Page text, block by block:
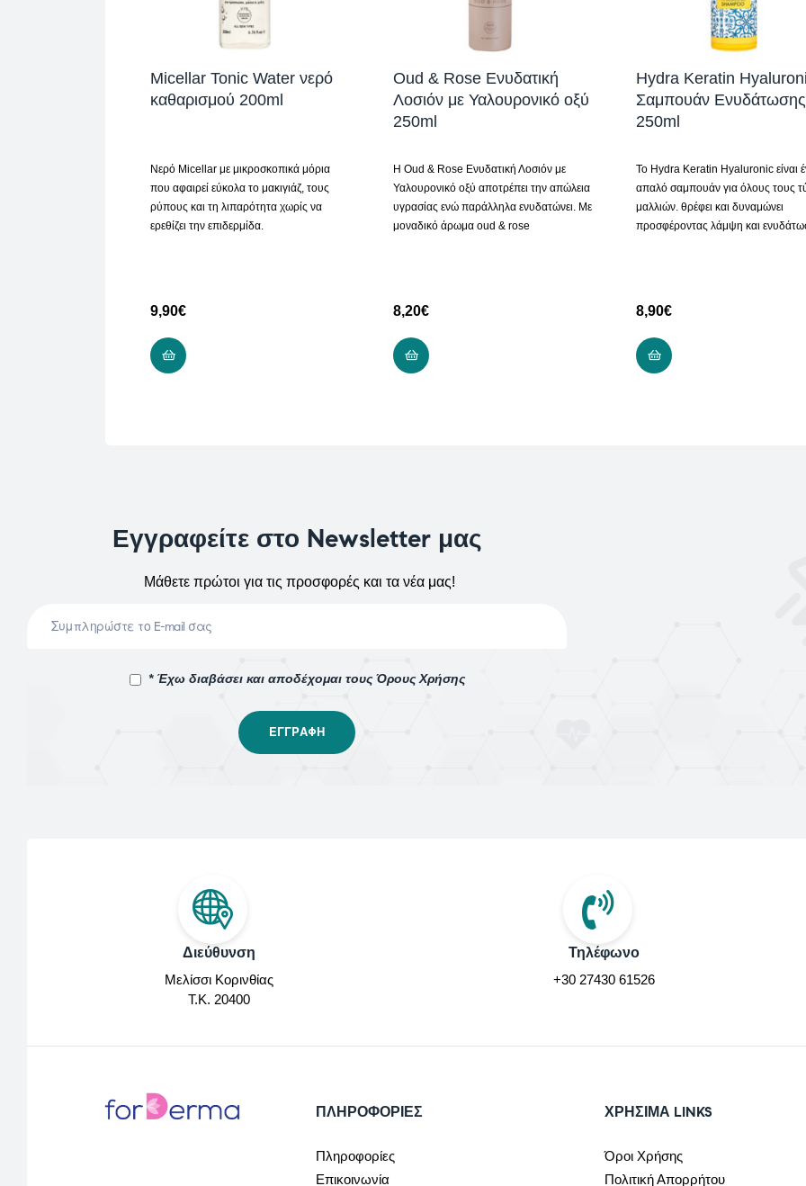
Micellar Tonic Water νερό
καθαρισμού 200ml
Νερό Micellar με μικροσκοπικά μόρια
που αφαιρεί εύκολα το μακιγιάζ, τους
ρύπους και τη λιπαρότητα χωρίς να
ερεθίζει την επιδερμίδα.
9,90€
Oud & Rose Ενυδατική
Λοσιόν με Υαλουρονικό οξύ
250ml
H Oud & Rose Ενυδατική Λοσιόν με
Υαλουρονικό οξύ αποτρέπει την απώλεια
υγρασίας ενώ παράλληλα ενυδατώνει. Με
μοναδικό άρωμα oud & rose
8,20€
Hydra Keratin
Σαμπουάν Ενυδάτωσης
250ml
Το Hydra Keratin Hyaluronic είναι
απαλό σαμπουάν για όλους τους
μαλλιών. θρέφει και δυναμώνει
προσφέροντας λάμψη και
8,90€
Εγγραφείτε στο Newsletter μας
Μάθετε πρώτοι για τις προσφορές και τα νέα μας!
* Έχω διαβάσει και αποδέχομαι τους Όρους Χρήσης
Διεύθυνση
Μελίσσι Κορινθίας
Τ.Κ. 20400
Τηλέφωνο
+30 27430 61526
ΠΛΗΡΟΦΟΡΙΕΣ
Πληροφορίες
Επικοινωνία
ΧΡΉΣΙΜΑ LINKS
Όροι Χρήσης
Πολιτική Απορρήτου